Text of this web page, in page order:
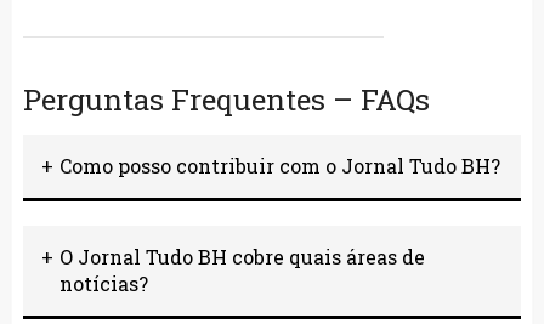
Perguntas Frequentes – FAQs
Como posso contribuir com o Jornal Tudo BH?
contribuir enviando sugestões de pautas, artigos de
opinião, e até relatos de acontecimentos na cidade.
O Jornal Tudo BH cobre quais áreas de
notícias?